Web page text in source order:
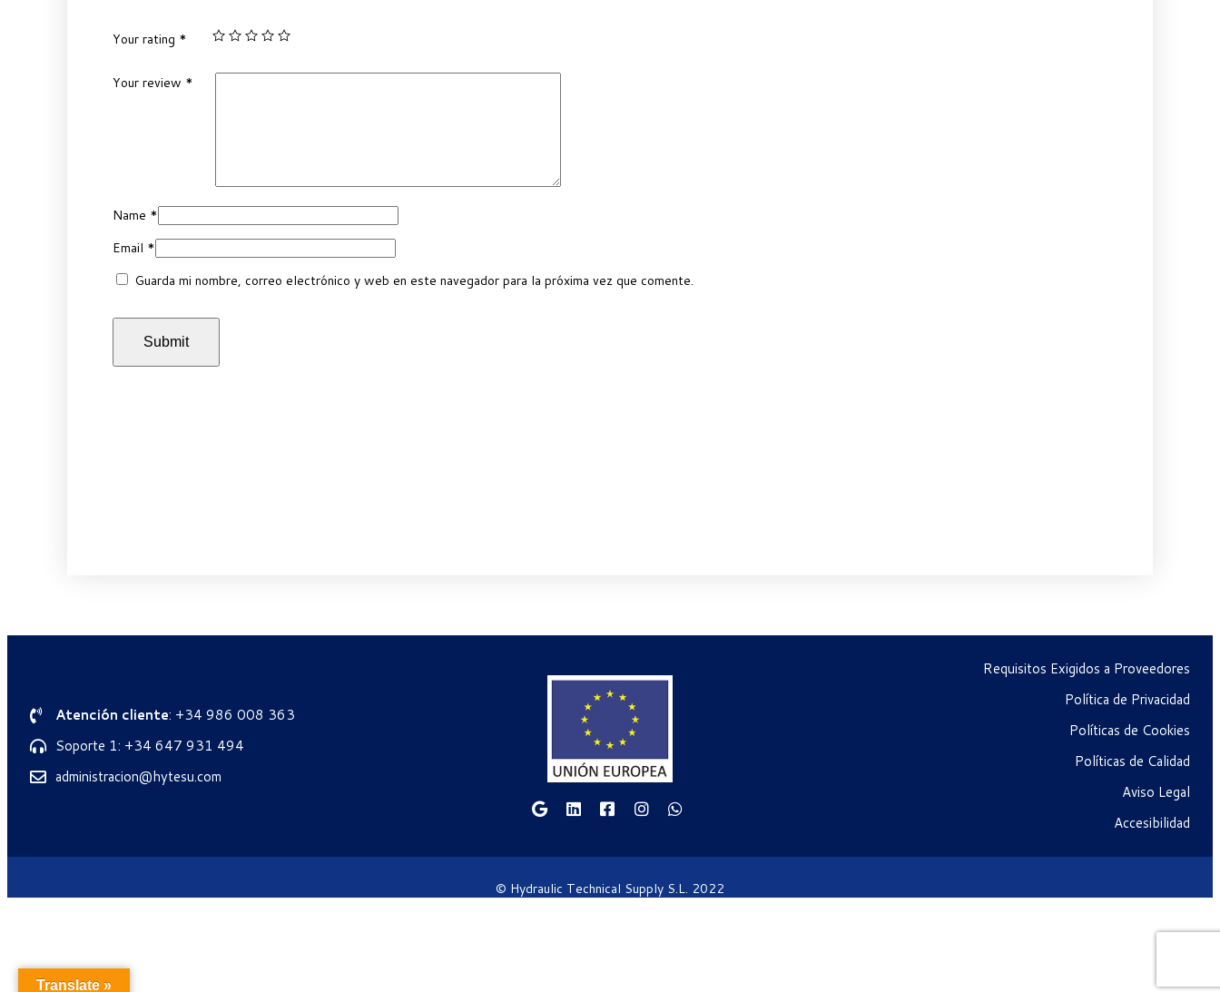
Your rating *
Your review *
Name *
Email *
Guarda mi nombre, correo electrónico y web en este navegador para la próxima vez que comente.
Atención cliente: +34 986 008 363
Soporte 1: +34 647 931 494
administracion@hytesu.com
Requisitos Exigidos a Proveedores
Política de Privacidad
Políticas de Cookies
Políticas de Calidad
Aviso Legal
Accesibilidad
© Hydraulic Technical Supply S.L. 2022
Translate »